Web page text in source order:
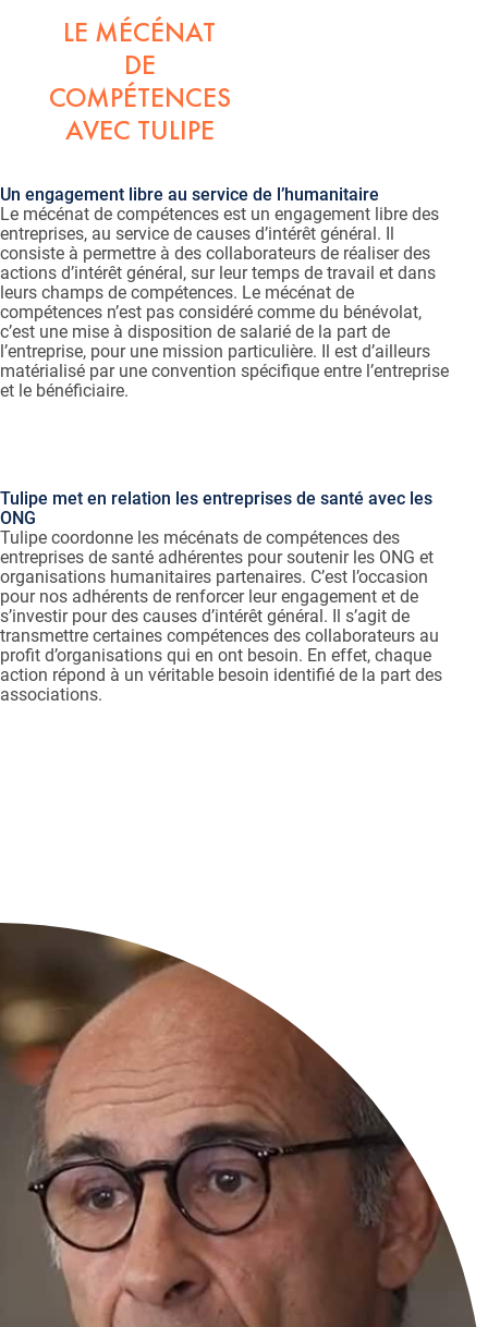
LE MÉCÉNAT
DE
COMPÉTENCES
AVEC TULIPE
Un engagement libre au service de l’humanitaire
Le mécénat de compétences est un engagement libre des
entreprises, au service de causes d’intérêt général. Il
consiste à permettre à des collaborateurs de réaliser des
actions d’intérêt général, sur leur temps de travail et dans
leurs champs de compétences. Le mécénat de
compétences n’est pas considéré comme du bénévolat,
c’est une mise à disposition de salarié de la part de
l’entreprise, pour une mission particulière. Il est d’ailleurs
matérialisé par une convention spécifique entre l’entreprise
et le bénéficiaire.
Tulipe met en relation les entreprises de santé avec les
ONG
Tulipe coordonne les mécénats de compétences des
entreprises de santé adhérentes pour soutenir les ONG et
organisations humanitaires partenaires. C’est l’occasion
pour nos adhérents de renforcer leur engagement et de
s’investir pour des causes d’intérêt général. Il s’agit de
transmettre certaines compétences des collaborateurs au
profit d’organisations qui en ont besoin. En effet, chaque
action répond à un véritable besoin identifié de la part des
associations.